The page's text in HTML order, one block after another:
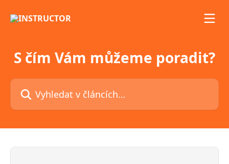
S čím Vám můžeme poradit?
Vyhledat v článcích…